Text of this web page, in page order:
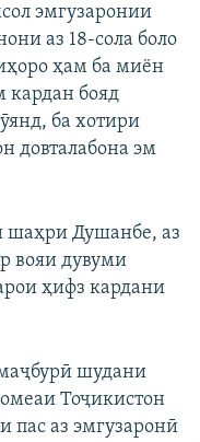
эмгузаронии
аз 18-сола боло
ҳам ба миён
кардан бояд
ба хотири
довталабона эм
шаҳри Душанбе, аз
вояи дувуми
ҳифз кардани
шудани
Тоҷикистон
пас аз эмгузаронӣ